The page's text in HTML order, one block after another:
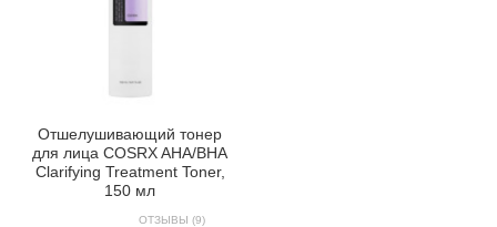
Отшелушивающий тонер
для лица COSRX AHA/BHA
Clarifying Treatment Toner,
150 мл
ОТЗЫВЫ (9)